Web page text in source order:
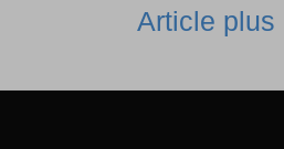
Article plus